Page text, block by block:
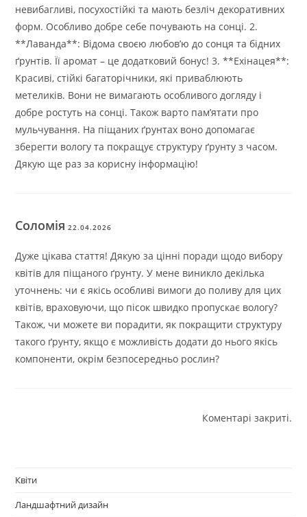
невибагливі, посухостійкі та мають безліч декоративних
форм. Особливо добре себе почувають на сонці. 2.
**Лаванда**: Відома своєю любов’ю до сонця та бідних
ґрунтів. Її аромат – це додатковий бонус! 3. **Ехінацея**:
Красиві, стійкі багаторічники, які приваблюють
метеликів. Вони не вимагають особливого догляду і
добре ростуть на сонці. Також варто пам’ятати про
мульчування. На піщаних ґрунтах воно допомагає
зберегти вологу та покращує структуру ґрунту з часом.
Дякую ще раз за корисну інформацію!
Соломія 22.04.2026
Дуже цікава стаття! Дякую за цінні поради щодо вибору
квітів для піщаного ґрунту. У мене виникло декілька
уточнень: чи є якісь особливі вимоги до поливу для цих
квітів, враховуючи, що пісок швидко пропускає вологу?
Також, чи можете ви порадити, як покращити структуру
такого ґрунту, якщо є можливість додати до нього якісь
компоненти, окрім безпосередньо рослин?
Коментарі закриті.
Квіти
Ландшафтний дизайн